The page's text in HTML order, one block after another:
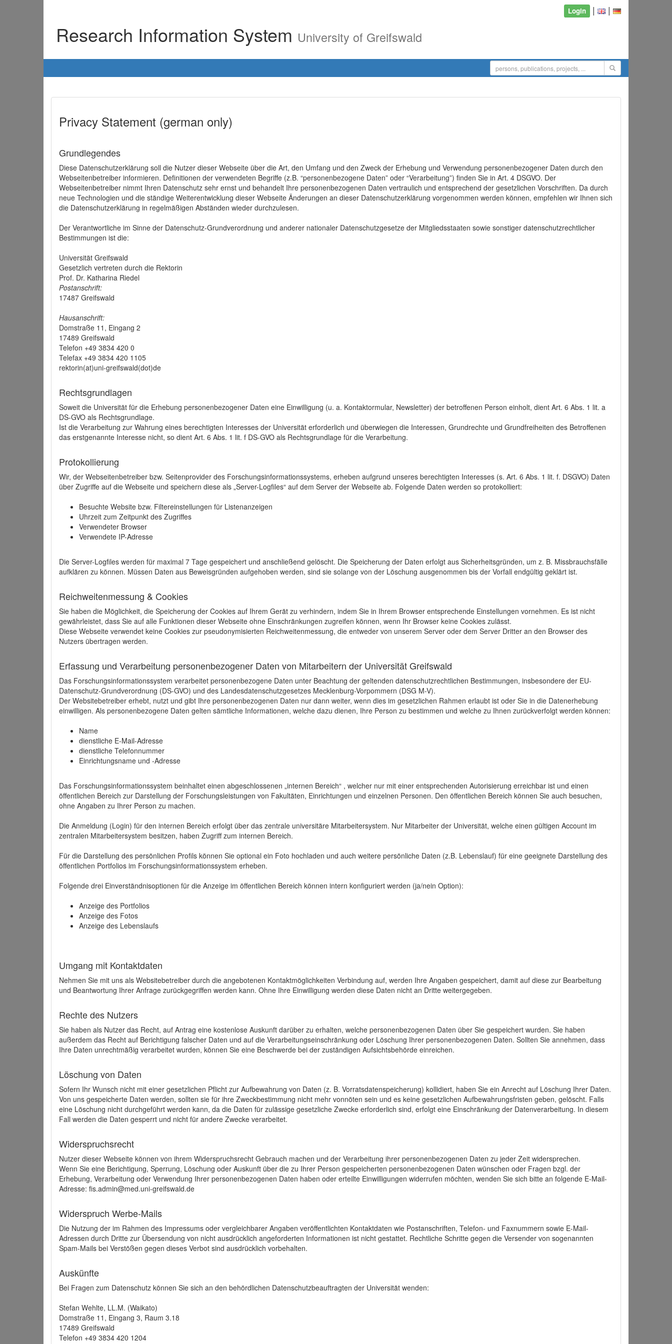
Login | |
Research Information System University of Greifswald
Privacy Statement (german only)
Grundlegendes
Diese Datenschutzerklärung soll die Nutzer dieser Webseite über die Art, den Umfang und den Zweck der Erhebung und Verwendung personenbezogener Daten durch den
Webseitenbetreiber informieren. Definitionen der verwendeten Begriffe (z.B. “personenbezogene Daten” oder “Verarbeitung”) finden Sie in Art. 4 DSGVO. Der
Webseitenbetreiber nimmt Ihren Datenschutz sehr ernst und behandelt Ihre personenbezogenen Daten vertraulich und entsprechend der gesetzlichen Vorschriften. Da durch
neue Technologien und die ständige Weiterentwicklung dieser Webseite Änderungen an dieser Datenschutzerklärung vorgenommen werden können, empfehlen wir Ihnen sich
die Datenschutzerklärung in regelmäßigen Abständen wieder durchzulesen.
Der Verantwortliche im Sinne der Datenschutz-Grundverordnung und anderer nationaler Datenschutzgesetze der Mitgliedsstaaten sowie sonstiger datenschutzrechtlicher
Bestimmungen ist die:
Universität Greifswald
Gesetzlich vertreten durch die Rektorin
Prof. Dr. Katharina Riedel
Postanschrift:
17487 Greifswald
Hausanschrift:
Domstraße 11, Eingang 2
17489 Greifswald
Telefon +49 3834 420 0
Telefax +49 3834 420 1105
rektorin(at)uni-greifswald(dot)de
Rechtsgrundlagen
Soweit die Universität für die Erhebung personenbezogener Daten eine Einwilligung (u. a. Kontaktormular, Newsletter) der betroffenen Person einholt, dient Art. 6 Abs. 1 lit. a
DS-GVO als Rechtsgrundlage.
Ist die Verarbeitung zur Wahrung eines berechtigten Interesses der Universität erforderlich und überwiegen die Interessen, Grundrechte und Grundfreiheiten des Betroffenen
das erstgenannte Interesse nicht, so dient Art. 6 Abs. 1 lit. f DS-GVO als Rechtsgrundlage für die Verarbeitung.
Protokollierung
Wir, der Webseitenbetreiber bzw. Seitenprovider des Forschungsinformationssystems, erheben aufgrund unseres berechtigten Interesses (s. Art. 6 Abs. 1 lit. f. DSGVO) Daten
über Zugriffe auf die Webseite und speichern diese als „Server-Logfiles“ auf dem Server der Webseite ab. Folgende Daten werden so protokolliert:
Besuchte Website bzw. Filtereinstellungen für Listenanzeigen
Uhrzeit zum Zeitpunkt des Zugriffes
Verwendeter Browser
Verwendete IP-Adresse
Die Server-Logfiles werden für maximal 7 Tage gespeichert und anschließend gelöscht. Die Speicherung der Daten erfolgt aus Sicherheitsgründen, um z. B. Missbrauchsfälle
aufklären zu können. Müssen Daten aus Beweisgründen aufgehoben werden, sind sie solange von der Löschung ausgenommen bis der Vorfall endgültig geklärt ist.
Reichweitenmessung & Cookies
Sie haben die Möglichkeit, die Speicherung der Cookies auf Ihrem Gerät zu verhindern, indem Sie in Ihrem Browser entsprechende Einstellungen vornehmen. Es ist nicht
gewährleistet, dass Sie auf alle Funktionen dieser Webseite ohne Einschränkungen zugreifen können, wenn Ihr Browser keine Cookies zulässt.
Diese Webseite verwendet keine Cookies zur pseudonymisierten Reichweitenmessung, die entweder von unserem Server oder dem Server Dritter an den Browser des
Nutzers übertragen werden.
Erfassung und Verarbeitung personenbezogener Daten von Mitarbeitern der Universität Greifswald
Das Forschungsinformationssystem verarbeitet personenbezogene Daten unter Beachtung der geltenden datenschutzrechtlichen Bestimmungen, insbesondere der EU-
Datenschutz-Grundverordnung (DS-GVO) und des Landesdatenschutzgesetzes Mecklenburg-Vorpommern (DSG M-V).
Der Websitebetreiber erhebt, nutzt und gibt Ihre personenbezogenen Daten nur dann weiter, wenn dies im gesetzlichen Rahmen erlaubt ist oder Sie in die Datenerhebung
einwilligen. Als personenbezogene Daten gelten sämtliche Informationen, welche dazu dienen, Ihre Person zu bestimmen und welche zu Ihnen zurückverfolgt werden können:
Name
dienstliche E-Mail-Adresse
dienstliche Telefonnummer
Einrichtungsname und -Adresse
Das Forschungsinformationssystem beinhaltet einen abgeschlossenen „internen Bereich“ , welcher nur mit einer entsprechenden Autorisierung erreichbar ist und einen
öffentlichen Bereich zur Darstellung der Forschungsleistungen von Fakultäten, Einrichtungen und einzelnen Personen. Den öffentlichen Bereich können Sie auch besuchen,
ohne Angaben zu Ihrer Person zu machen.
Die Anmeldung (Login) für den internen Bereich erfolgt über das zentrale universitäre Mitarbeitersystem. Nur Mitarbeiter der Universität, welche einen gültigen Account im
zentralen Mitarbeitersystem besitzen, haben Zugriff zum internen Bereich.
Für die Darstellung des persönlichen Profils können Sie optional ein Foto hochladen und auch weitere persönliche Daten (z.B. Lebenslauf) für eine geeignete Darstellung des
öffentlichen Portfolios im Forschungsinformationssystem erheben.
Folgende drei Einverständnisoptionen für die Anzeige im öffentlichen Bereich können intern konfiguriert werden (ja/nein Option):
Anzeige des Portfolios
Anzeige des Fotos
Anzeige des Lebenslaufs
Umgang mit Kontaktdaten
Nehmen Sie mit uns als Websitebetreiber durch die angebotenen Kontaktmöglichkeiten Verbindung auf, werden Ihre Angaben gespeichert, damit auf diese zur Bearbeitung
und Beantwortung Ihrer Anfrage zurückgegriffen werden kann. Ohne Ihre Einwilligung werden diese Daten nicht an Dritte weitergegeben.
Rechte des Nutzers
Sie haben als Nutzer das Recht, auf Antrag eine kostenlose Auskunft darüber zu erhalten, welche personenbezogenen Daten über Sie gespeichert wurden. Sie haben
außerdem das Recht auf Berichtigung falscher Daten und auf die Verarbeitungseinschränkung oder Löschung Ihrer personenbezogenen Daten. Sollten Sie annehmen, dass
Ihre Daten unrechtmäßig verarbeitet wurden, können Sie eine Beschwerde bei der zuständigen Aufsichtsbehörde einreichen.
Löschung von Daten
Sofern Ihr Wunsch nicht mit einer gesetzlichen Pflicht zur Aufbewahrung von Daten (z. B. Vorratsdatenspeicherung) kollidiert, haben Sie ein Anrecht auf Löschung Ihrer Daten.
Von uns gespeicherte Daten werden, sollten sie für ihre Zweckbestimmung nicht mehr vonnöten sein und es keine gesetzlichen Aufbewahrungsfristen geben, gelöscht. Falls
eine Löschung nicht durchgeführt werden kann, da die Daten für zulässige gesetzliche Zwecke erforderlich sind, erfolgt eine Einschränkung der Datenverarbeitung. In diesem
Fall werden die Daten gesperrt und nicht für andere Zwecke verarbeitet.
Widerspruchsrecht
Nutzer dieser Webseite können von ihrem Widerspruchsrecht Gebrauch machen und der Verarbeitung ihrer personenbezogenen Daten zu jeder Zeit widersprechen.
Wenn Sie eine Berichtigung, Sperrung, Löschung oder Auskunft über die zu Ihrer Person gespeicherten personenbezogenen Daten wünschen oder Fragen bzgl. der
Erhebung, Verarbeitung oder Verwendung Ihrer personenbezogenen Daten haben oder erteilte Einwilligungen widerrufen möchten, wenden Sie sich bitte an folgende E-Mail-
Adresse: fis.admin@med.uni-greifswald.de
Widerspruch Werbe-Mails
Die Nutzung der im Rahmen des Impressums oder vergleichbarer Angaben veröffentlichten Kontaktdaten wie Postanschriften, Telefon- und Faxnummern sowie E-Mail-
Adressen durch Dritte zur Übersendung von nicht ausdrücklich angeforderten Informationen ist nicht gestattet. Rechtliche Schritte gegen die Versender von sogenannten
Spam-Mails bei Verstößen gegen dieses Verbot sind ausdrücklich vorbehalten.
Auskünfte
Bei Fragen zum Datenschutz können Sie sich an den behördlichen Datenschutzbeauftragten der Universität wenden:
Stefan Wehlte, LL.M. (Waikato)
Domstraße 11, Eingang 3, Raum 3.18
17489 Greifswald
Telefon +49 3834 420 1204